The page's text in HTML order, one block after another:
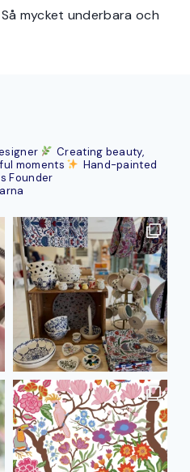
mycket underbara och
Creating beauty,
moments
Hand-painted
Founder